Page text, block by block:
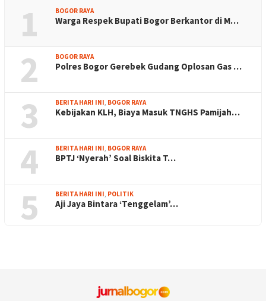
1 BOGOR RAYA
Warga Respek Bupati Bogor Berkantor di M…
2 BOGOR RAYA
Polres Bogor Gerebek Gudang Oplosan Gas …
3 BERITA HARI INI BOGOR RAYA
Kebijakan KLH, Biaya Masuk TNGHS Pamijah…
4 BERITA HARI INI BOGOR RAYA
BPTJ ‘Nyerah’ Soal Biskita T…
5 BERITA HARI INI POLITIK
Aji Jaya Bintara ‘Tenggelam’…